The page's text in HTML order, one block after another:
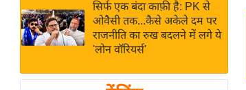
ई-पेपर
मिसाल बेमिसाल
शख्सियत
यंग इंडिया
सिर्फ एक बंदा काफ़ी है: PK से
ओवैसी तक...कैसे अकेले दम पर
राजनीति का रुख बदलने में लगे ये
'लोन वॉरियर्स'